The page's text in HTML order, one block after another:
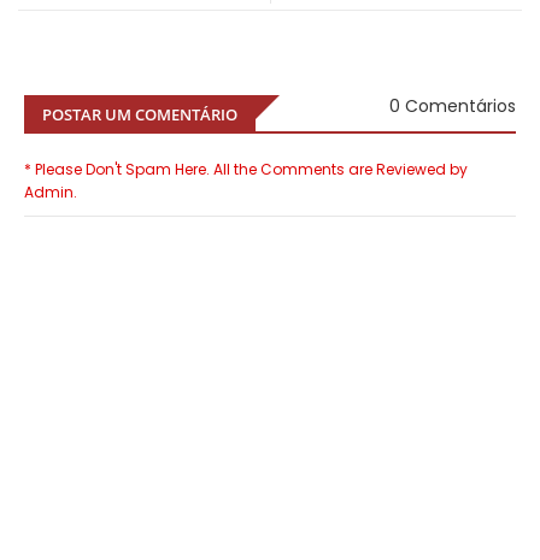
POSTAR UM COMENTÁRIO 0 Comentários
* Please Don't Spam Here. All the Comments are Reviewed by
Admin.